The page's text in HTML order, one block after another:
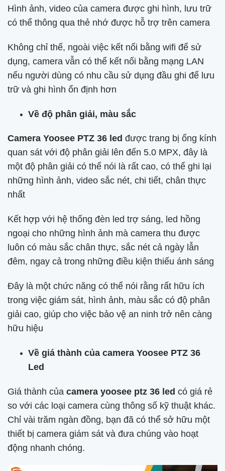
Hình ảnh, video của camera được ghi hình, lưu trữ
có thể thông qua thẻ nhớ được hỗ trợ trên camera
Không chỉ thế, ngoài việc kết nối bằng wifi để sử
dụng, camera vẫn có thể kết nối bằng mạng LAN
nếu người dùng có nhu cầu sử dụng đầu ghi để lưu
trữ và ghi hình ổn định hơn
Về độ phân giải, màu sắc
Camera Yoosee PTZ 36 led được trang bị ống kính
quan sát với độ phân giải lên đến 5.0 MPX, đây là
một độ phân giải có thể nói là rất cao, có thể ghi lại
những hình ảnh, video sắc nét, chi tiết, chân thực
nhất
Kết hợp với hệ thống đèn led trợ sáng, led hồng
ngoại cho những hình ảnh mà camera thu được
luôn có màu sắc chân thực, sắc nét cả ngày lẫn
đêm, ngay cả trong những điều kiện thiếu ánh sáng
Đây là một chức năng có thể nói rằng rất hữu ích
trong việc giám sát, hình ảnh, màu sắc có độ phân
giải cao, giúp cho việc bảo vệ an ninh trở nên càng
hữu hiệu
Về giá thành của camera Yoosee PTZ 36
Led
Giá thành của camera yoosee ptz 36 led có giá rẻ
so với các loại camera cùng thông số kỹ thuật khác.
Chỉ vài trăm ngàn đồng, bạn đã có thể sở hữu một
thiết bị camera giám sát và đưa chúng vào hoạt
động nhanh chóng.